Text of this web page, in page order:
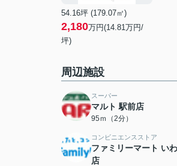
54.16坪 (179.07㎡)
2,180万円(14.81万円/
坪)
周辺施設
スーパー
マルト 駅前店
95ｍ（2分）
コンビニエンスストア
ファミリーマート い
店